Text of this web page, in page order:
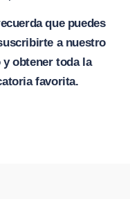
que puedes
a nuestro
y obtener toda la
favorita.